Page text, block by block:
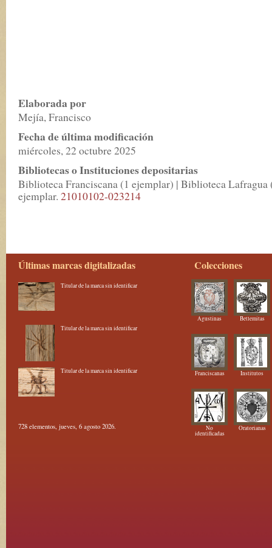
Elaborada por
Mejía, Francisco
Fecha de última modificación
miércoles, 22 octubre 2025
Bibliotecas o Instituciones depositarias
Biblioteca Franciscana (1 ejemplar) | Biblioteca Lafragua
ejemplar. 21010102-023214
Últimas marcas digitalizadas
Titular de la marca sin identificar
Titular de la marca sin identificar
Titular de la marca sin identificar
728 elementos, jueves, 6 agosto 2026.
Colecciones
Agustinas Betlemitas
Franciscanas Institutos
No
identificadas
Oratorianas